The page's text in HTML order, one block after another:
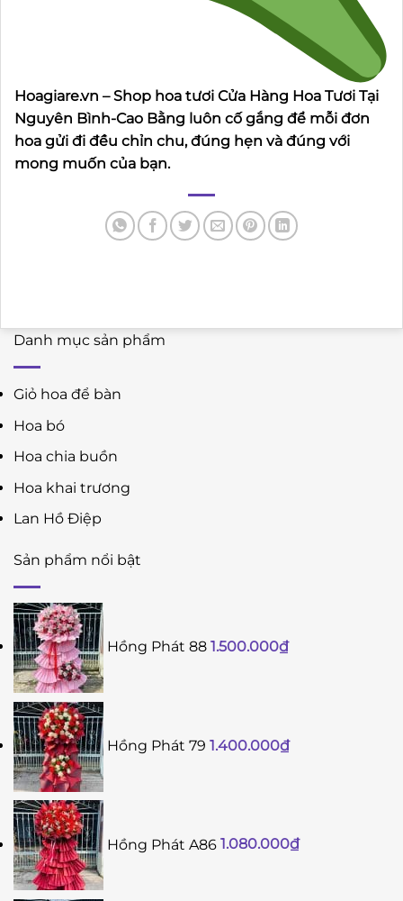
Danh mục sản phẩm
Giỏ hoa để bàn
Hoa bó
Hoa chia buồn
Hoa khai trương
Lan Hồ Điệp
Sản phẩm nổi bật
Hồng Phát 88 1.500.000₫
Hồng Phát 79 1.400.000₫
Hồng Phát A86 1.080.000₫
Hoagiare.vn – Shop hoa tươi Cửa Hàng Hoa Tươi Tại
Nguyên Bình-Cao Bằng luôn cố gắng để mỗi đơn
hoa gửi đi đều chỉn chu, đúng hẹn và đúng với
mong muốn của bạn.